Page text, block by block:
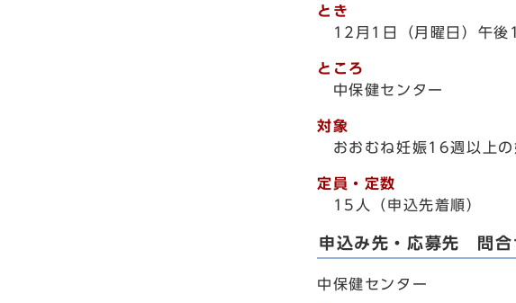
とき
12月1日（月曜日）午後
ところ
中保健センター
対象
おおむね妊娠16週以上の
定員・定数
15人（申込先着順）
申込み先・応募先 問合
中保健センター